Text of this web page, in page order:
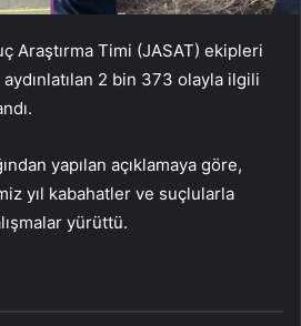
Araştırma Timi (JASAT) ekipleri
aydınlatılan 2 bin 373 olayla ilgili
yapılan açıklamaya göre,
yıl kabahatler ve suçlularla
yürüttü.